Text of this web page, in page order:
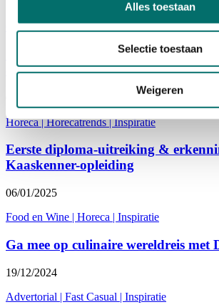
Alles toestaan
Selectie toestaan
Weigeren
Culinair|Horeca|Inspiratie
GROUP7 deelt opvallende trends uit
onderzoek
Horeca|Horecatrends|Inspiratie
Eerste diploma-uitreiking &
Kaaskenner-opleiding
06/01/2025
Food en Wine | Horeca | Inspiratie
Ga mee op culinaire wereldreis met
19/12/2024
Advertorial | Fast Casual | Inspiratie